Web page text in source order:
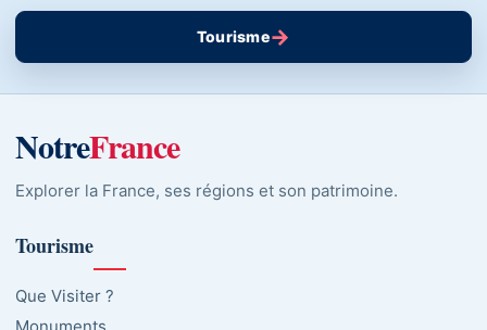
Tourisme→
NotreFrance
Explorer la France, ses régions et son patrimoine.
Tourisme
Que Visiter ?
Monuments